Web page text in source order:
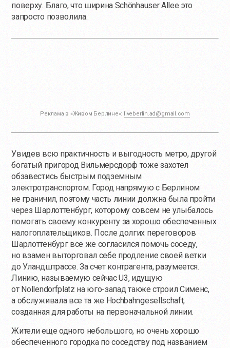
поверху. Благо, что ширина Schönhauser Allee это
запросто позволила.
Реклама в «Живом Берлине»: liveberlin.ad@gmail.com
Увидев всю практичность и выгодность метро, другой
богатый пригород Вильмерсдорф тоже захотел
обзавестись быстрым подземным
электротранспортом. Город напрямую с Берлином
не граничил, поэтому часть линии должна была пройти
через Шарлоттенбург, которому совсем не улыбалось
помогать своему конкуренту за хорошо обеспеченных
налогоплательщиков. После долгих переговоров
Шарлоттенбург все же согласился помочь соседу,
но взамен выторговал себе продление своей ветки
до Уландштрассе. За счет контрагента, разумеется.
Линию, называемую сейчас U3, идущую
от Nollendorfplatz на юго-запад также строил Сименс,
а обслуживала все та же Hochbahngesellschaft,
созданная для работы на первоначальной линии.
Жители еще одного небольшого, но очень хорошо
обеспеченного городка по соседству под названием